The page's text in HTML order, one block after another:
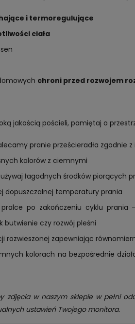
i termoregulujące
ciała
chroni przed rozwojem
jakością pościeli, pamiętaj o
pranie prześcieradła zgodnie
kolorów z ciemnymi
łagodnych środków piorących
dopuszczalnej temperatury prania
po zakończeniu cyklu
butwienie czy rozwój pleśni
rozwieszonej zapewniając
kolorach na bezpośrednie
zdjęcia w naszym sklepie w pełni
ustawień Twojego monitora.